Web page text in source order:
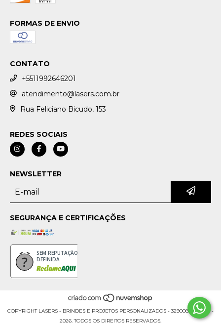
FORMAS DE ENVIO
CONTATO
+5511992646201
atendimento@lasers.com.br
Rua Feliciano Bicudo, 153
REDES SOCIAIS
NEWSLETTER
SEGURANÇA E CERTIFICAÇÕES
SEM REPUTAÇÃO
DEFINIDA
COPYRIGHT LASERS - BRINDES E PROJETOS PERSONALIZADOS - 32900853000176 -
2026. TODOS OS DIREITOS RESERVADOS.